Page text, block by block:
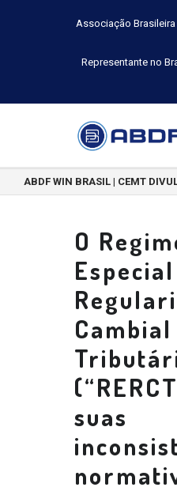
Associação
Representante no
ABDF WIN BRASIL | CEMT
O
Cambial
suas